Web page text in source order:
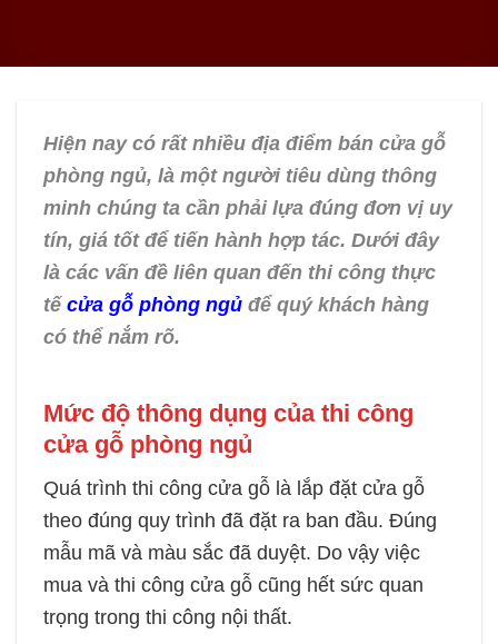
Hiện nay có rất nhiều địa điểm bán cửa gỗ
phòng ngủ, là một người tiêu dùng thông
minh chúng ta cần phải lựa đúng đơn vị uy
tín, giá tốt để tiến hành hợp tác. Dưới đây
là các vấn đề liên quan đến thi công thực
tếcửa gỗ phòng ngủ để quý khách hàng
có thể nắm rõ.
Mức độ thông dụng của thi công
cửa gỗ phòng ngủ
Quá trình thi công cửa gỗ là lắp đặt cửa gỗ
theo đúng quy trình đã đặt ra ban đầu. Đúng
mẫu mã và màu sắc đã duyệt. Do vậy việc
mua và thi công cửa gỗ cũng hết sức quan
trọng trong thi công nội thất.